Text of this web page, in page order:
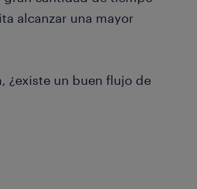
alcanzar una mayor
¿existe un buen flujo de